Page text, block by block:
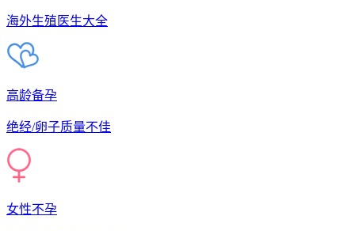
海外生殖医生大全
高龄备孕
绝经/卵子质量不佳
女性不孕